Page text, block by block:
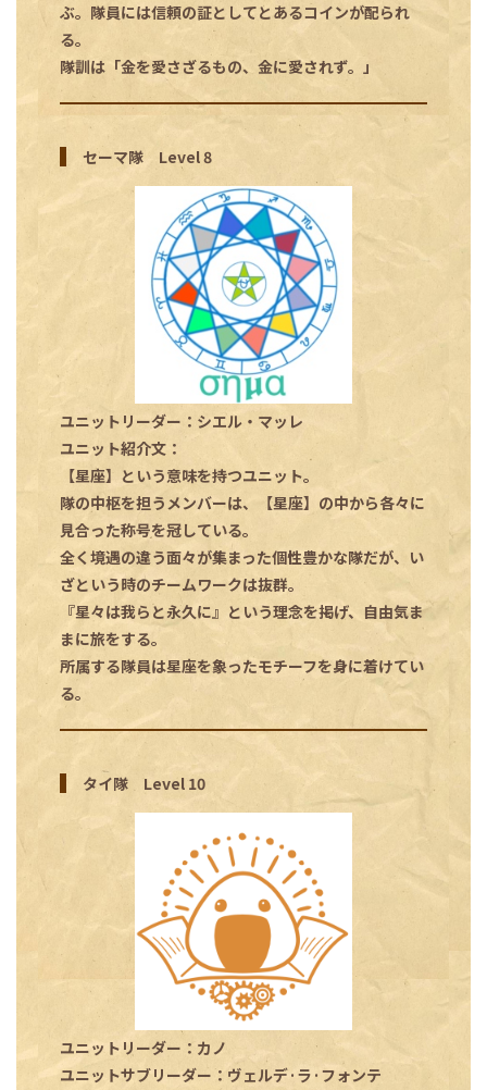
ぶ。隊員には信頼の証としてとあるコインが配られ
る。
隊訓は「金を愛さざるもの、金に愛されず。」
セーマ隊 Level 8
ユニットリーダー：シエル・マッレ
ユニット紹介文：
【星座】という意味を持つユニット。
隊の中枢を担うメンバーは、【星座】の中から各々に
見合った称号を冠している。
全く境遇の違う面々が集まった個性豊かな隊だが、い
ざという時のチームワークは抜群。
『星々は我らと永久に』という理念を掲げ、自由気ま
まに旅をする。
所属する隊員は星座を象ったモチーフを身に着けてい
る。
タイ隊 Level 10
ユニットリーダー：カノ
ユニットサブリーダー：ヴェルデ·ラ·フォンテ